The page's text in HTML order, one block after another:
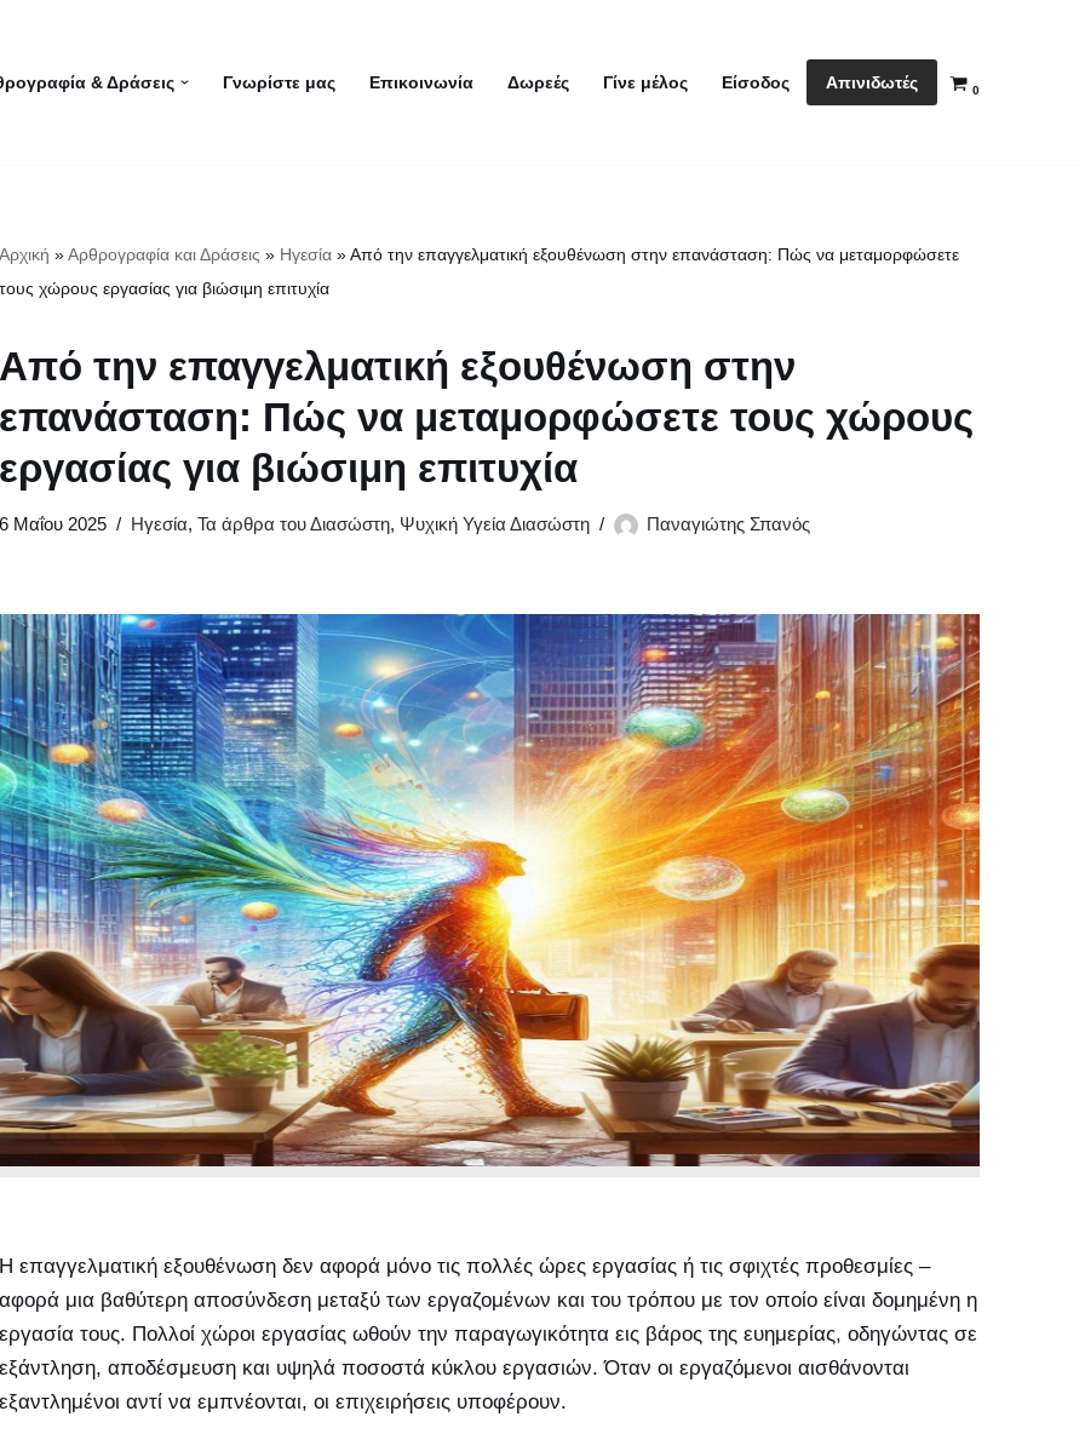
& Δράσεις Γνωρίστε μας Επικοινωνία Δωρεές Γίνε μέλος Είσοδος Απινιδωτές 0
Αρχική »Αρθρογραφία και Δράσεις » Ηγεσία »Από την επαγγελματική εξουθένωση στην επανάσταση: Πώς να μεταμορφώσετε
τους χώρους εργασίας για βιώσιμη επιτυχία
Από την επαγγελματική εξουθένωση στην
επανάσταση: Πώς να μεταμορφώσετε τους χώρους
εργασίας για βιώσιμη επιτυχία
6 Μαΐου 2025 Ηγεσία, Τα άρθρα του Διασώστη, Ψυχική Υγεία Διασώστη Παναγιώτης Σπανός
Η επαγγελματική εξουθένωση δεν αφορά μόνο τις πολλές ώρες εργασίας ή τις σφιχτές προθεσμίες –
αφορά μια βαθύτερη αποσύνδεση μεταξύ των εργαζομένων και του τρόπου με τον οποίο είναι δομημένη η
εργασία τους. Πολλοί χώροι εργασίας ωθούν την παραγωγικότητα εις βάρος της ευημερίας, οδηγώντας σε
εξάντληση, αποδέσμευση και υψηλά ποσοστά κύκλου εργασιών. Όταν οι εργαζόμενοι αισθάνονται
εξαντλημένοι αντί να εμπνέονται, οι επιχειρήσεις υποφέρουν.